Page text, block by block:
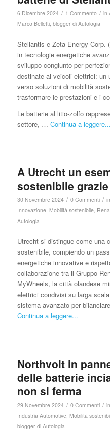
6 Dicembre 2024 / 1 Commento / in
Marco Belletti, blogger di Autologia
Stellantis e Zeta Energy Corp.
in tecnologie energetiche
sviluppo congiunto per
destinate ai veicoli elettrici: un
verso soluzioni di mobilità
trasformare le prestazioni e i
Le batterie al litio-zolfo
settore, … Continua a leggere...
A Utrecht un
sostenibile grazie
30 Novembre 2024 / 0 Commenti / in
Innovazione, Mobilità sostenibile,
Autologia
Utrecht si distingue come una
sostenibile, compiendo un
energetiche innovative e
collaborazione tra il Gruppo
MyWheels, la città olandese
elettrici condivisi su larga
sistema avanzato per
Continua a leggere...
Northvolt in
delle batterie
non si ferma
29 Novembre 2024 / 0 Commenti / in
Industria Automotive, Mobilità
blogger di Autologia